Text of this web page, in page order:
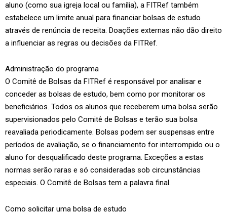
aluno (como sua igreja local ou família), a FITRef também
estabelece um limite anual para financiar bolsas de estudo
através de renúncia de receita. Doações externas não dão direito
a influenciar as regras ou decisões da FITRef.
Administração do programa
O Comitê de Bolsas da FITRef é responsável por analisar e
conceder as bolsas de estudo, bem como por monitorar os
beneficiários. Todos os alunos que receberem uma bolsa serão
supervisionados pelo Comitê de Bolsas e terão sua bolsa
reavaliada periodicamente. Bolsas podem ser suspensas entre
períodos de avaliação, se o financiamento for interrompido ou o
aluno for desqualificado deste programa. Exceções a estas
normas serão raras e só consideradas sob circunstâncias
especiais. O Comitê de Bolsas tem a palavra final.
Como solicitar uma bolsa de estudo